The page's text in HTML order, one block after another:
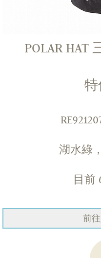
POLAR HAT
特
湖水綠
目前